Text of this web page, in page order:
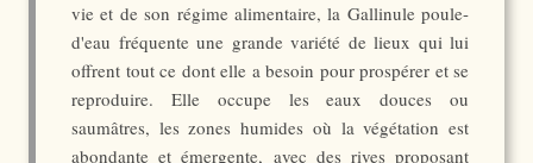
vie et de son régime alimentaire, la Gallinule poule-
d'eau fréquente une grande variété de lieux qui lui
offrent tout ce dont elle a besoin pour prospérer et se
reproduire. Elle occupe les eaux douces ou
saumâtres, les zones humides où la végétation est
abondante et émergente, avec des rives proposant